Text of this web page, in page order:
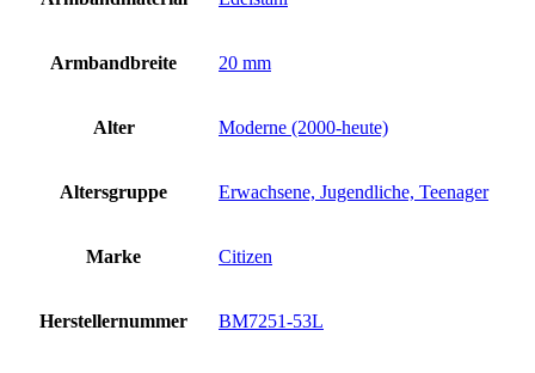
Armbandbreite 20 mm
Alter Moderne (2000-heute)
Altersgruppe Erwachsene, Jugendliche, Teenager
Marke Citizen
Herstellernummer BM7251-53L